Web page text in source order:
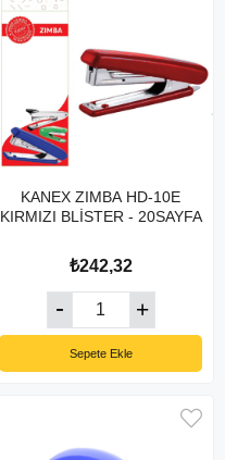
KANEX ZIMBA HD-10E
KIRMIZI BLİSTER - 20SAYFA
₺242,32
Sepete Ekle